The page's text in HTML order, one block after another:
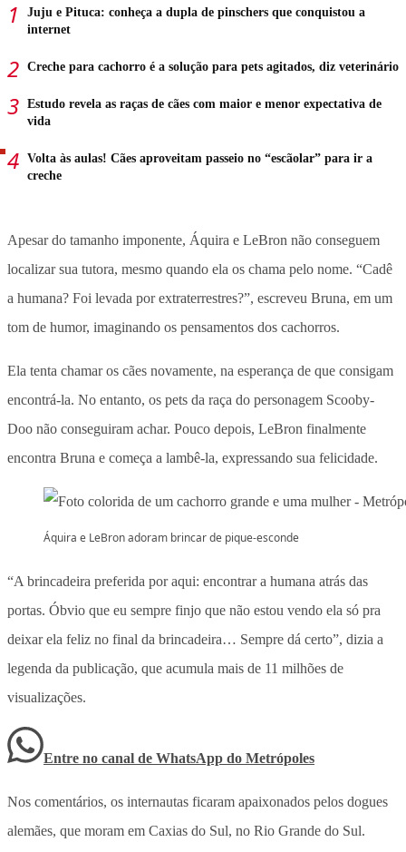
Juju e Pituca: conheça a dupla de pinschers que conquistou a
internet
Creche para cachorro é a solução para pets agitados, diz veterinário
Estudo revela as raças de cães com maior e menor expectativa de
vida
Volta às aulas! Cães aproveitam passeio no “escãolar” para ir a
creche
Apesar do tamanho imponente, Áquira e LeBron não conseguem
localizar sua tutora, mesmo quando ela os chama pelo nome. “Cadê
a humana? Foi levada por extraterrestres?”, escreveu Bruna, em um
tom de humor, imaginando os pensamentos dos cachorros.
Ela tenta chamar os cães novamente, na esperança de que consigam
encontrá-la. No entanto, os pets da raça do personagem Scooby-
Doo não conseguiram achar. Pouco depois, LeBron finalmente
encontra Bruna e começa a lambê-la, expressando sua felicidade.
Áquira e LeBron adoram brincar de pique-esconde
“A brincadeira preferida por aqui: encontrar a humana atrás das
portas. Óbvio que eu sempre finjo que não estou vendo ela só pra
deixar ela feliz no final da brincadeira… Sempre dá certo”, dizia a
legenda da publicação, que acumula mais de 11 milhões de
visualizações.
Entre no canal de WhatsApp do Metrópoles
Nos comentários, os internautas ficaram apaixonados pelos dogues
alemães, que moram em Caxias do Sul, no Rio Grande do Sul.